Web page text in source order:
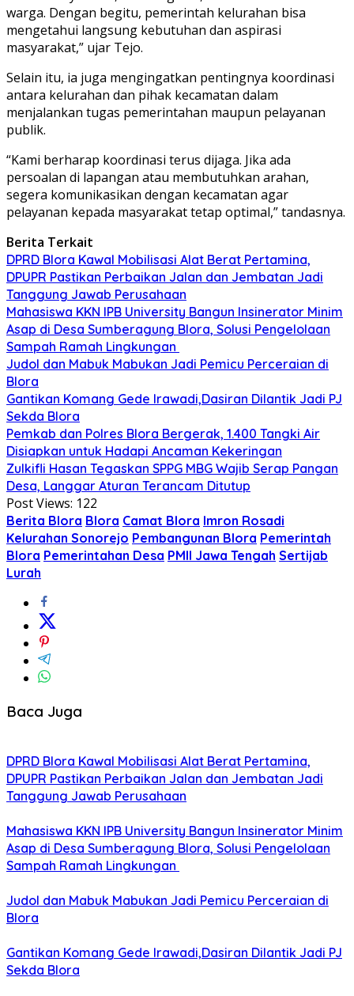
warga. Dengan begitu, pemerintah kelurahan bisa
mengetahui langsung kebutuhan dan aspirasi
masyarakat,” ujar Tejo.
Selain itu, ia juga mengingatkan pentingnya koordinasi
antara kelurahan dan pihak kecamatan dalam
menjalankan tugas pemerintahan maupun pelayanan
publik.
“Kami berharap koordinasi terus dijaga. Jika ada
persoalan di lapangan atau membutuhkan arahan,
segera komunikasikan dengan kecamatan agar
pelayanan kepada masyarakat tetap optimal,” tandasnya.
Berita Terkait
DPRD Blora Kawal Mobilisasi Alat Berat Pertamina,
DPUPR Pastikan Perbaikan Jalan dan Jembatan Jadi
Tanggung Jawab Perusahaan
Mahasiswa KKN IPB University Bangun Insinerator Minim
Asap di Desa Sumberagung Blora, Solusi Pengelolaan
Sampah Ramah Lingkungan ‎
Judol dan Mabuk Mabukan Jadi Pemicu Perceraian di
Blora
Gantikan Komang Gede Irawadi,Dasiran Dilantik Jadi PJ
Sekda Blora
Pemkab dan Polres Blora Bergerak, 1.400 Tangki Air
Disiapkan untuk Hadapi Ancaman Kekeringan
Zulkifli Hasan Tegaskan SPPG MBG Wajib Serap Pangan
Desa, Langgar Aturan Terancam Ditutup
Post Views: 122
Berita Blora Blora Camat Blora Imron Rosadi
Kelurahan Sonorejo Pembangunan Blora Pemerintah
Blora Pemerintahan Desa PMII Jawa Tengah Sertijab
Lurah
Baca Juga
DPRD Blora Kawal Mobilisasi Alat Berat Pertamina,
DPUPR Pastikan Perbaikan Jalan dan Jembatan Jadi
Tanggung Jawab Perusahaan
Mahasiswa KKN IPB University Bangun Insinerator Minim
Asap di Desa Sumberagung Blora, Solusi Pengelolaan
Sampah Ramah Lingkungan ‎
Judol dan Mabuk Mabukan Jadi Pemicu Perceraian di
Blora
Gantikan Komang Gede Irawadi,Dasiran Dilantik Jadi PJ
Sekda Blora